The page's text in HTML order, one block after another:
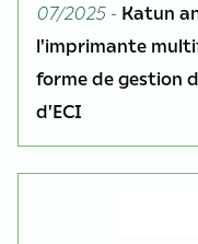
07/2025 - Katun
l'imprimante
forme de gestion
d'ECI